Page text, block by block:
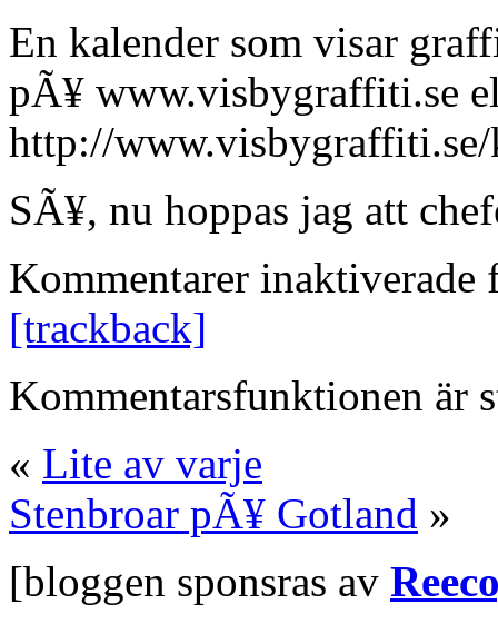
En kalender som visar
pÃ¥ www.visbygraffiti.se
http://
SÃ¥, nu hoppas jag att
Kommentarer inaktiverade
[trackback]
Kommentarsfunktionen är
« Lite av varje
Stenbroar pÃ¥ Gotland »
[bloggen sponsras av